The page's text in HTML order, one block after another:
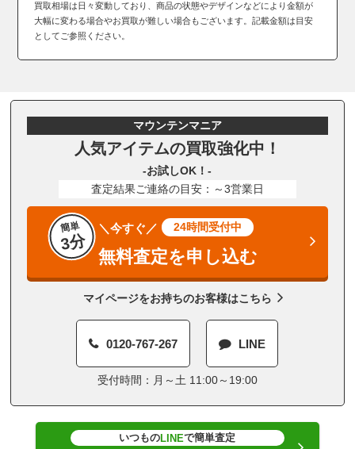
買取相場は日々変動しており、商品の状態やデザインなどにより金額が
大幅に変わる場合やお買取が難しい場合もございます。記載金額は目安
としてご参照ください。
マウンテンマニア
人気アイテムの買取強化中！
-お試しOK！-
査定結果ご連絡の目安：～3営業日
簡単
3分
＼今すぐ／ 24時間受付中
無料査定を申し込む
マイページをお持ちのお客様はこちら
0120-767-267 LINE
受付時間：月～土 11:00～19:00
いつものLINEで簡単査定